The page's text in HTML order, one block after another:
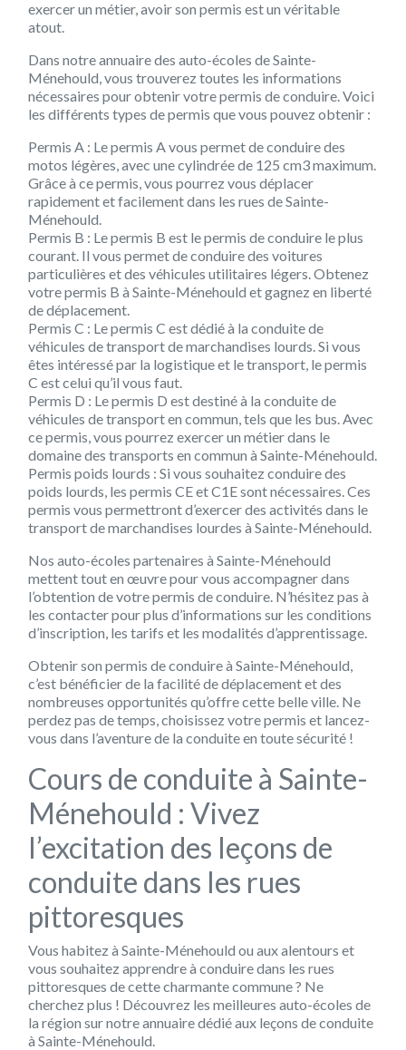
exercer un métier, avoir son permis est un véritable
atout.
Dans notre annuaire des auto-écoles de Sainte-
Ménehould, vous trouverez toutes les informations
nécessaires pour obtenir votre permis de conduire. Voici
les différents types de permis que vous pouvez obtenir :
Permis A : Le permis A vous permet de conduire des
motos légères, avec une cylindrée de 125 cm3 maximum.
Grâce à ce permis, vous pourrez vous déplacer
rapidement et facilement dans les rues de Sainte-
Ménehould.
Permis B : Le permis B est le permis de conduire le plus
courant. Il vous permet de conduire des voitures
particulières et des véhicules utilitaires légers. Obtenez
votre permis B à Sainte-Ménehould et gagnez en liberté
de déplacement.
Permis C : Le permis C est dédié à la conduite de
véhicules de transport de marchandises lourds. Si vous
êtes intéressé par la logistique et le transport, le permis
C est celui qu’il vous faut.
Permis D : Le permis D est destiné à la conduite de
véhicules de transport en commun, tels que les bus. Avec
ce permis, vous pourrez exercer un métier dans le
domaine des transports en commun à Sainte-Ménehould.
Permis poids lourds : Si vous souhaitez conduire des
poids lourds, les permis CE et C1E sont nécessaires. Ces
permis vous permettront d’exercer des activités dans le
transport de marchandises lourdes à Sainte-Ménehould.
Nos auto-écoles partenaires à Sainte-Ménehould
mettent tout en œuvre pour vous accompagner dans
l’obtention de votre permis de conduire. N’hésitez pas à
les contacter pour plus d’informations sur les conditions
d’inscription, les tarifs et les modalités d’apprentissage.
Obtenir son permis de conduire à Sainte-Ménehould,
c’est bénéficier de la facilité de déplacement et des
nombreuses opportunités qu’offre cette belle ville. Ne
perdez pas de temps, choisissez votre permis et lancez-
vous dans l’aventure de la conduite en toute sécurité !
Cours de conduite à Sainte-
Ménehould : Vivez
l’excitation des leçons de
conduite dans les rues
pittoresques
Vous habitez à Sainte-Ménehould ou aux alentours et
vous souhaitez apprendre à conduire dans les rues
pittoresques de cette charmante commune ? Ne
cherchez plus ! Découvrez les meilleures auto-écoles de
la région sur notre annuaire dédié aux leçons de conduite
à Sainte-Ménehould.